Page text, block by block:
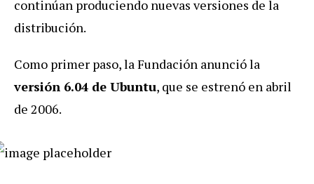
continúan produciendo nuevas versiones de la
distribución.
Como primer paso, la Fundación anunció la
versión 6.04 de Ubuntu, que se estrenó en abril
de 2006.